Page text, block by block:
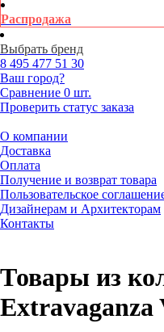
Распродажа
Выбрать бренд
8 495 477 51 30
Ваш город?
Сравнение 0 шт.
Проверить статус заказа
О компании
Доставка
Оплата
Получение и возврат товара
Пользовательское
Дизайнерам и Архитекторам
Контакты
Товары из
Extravaganza